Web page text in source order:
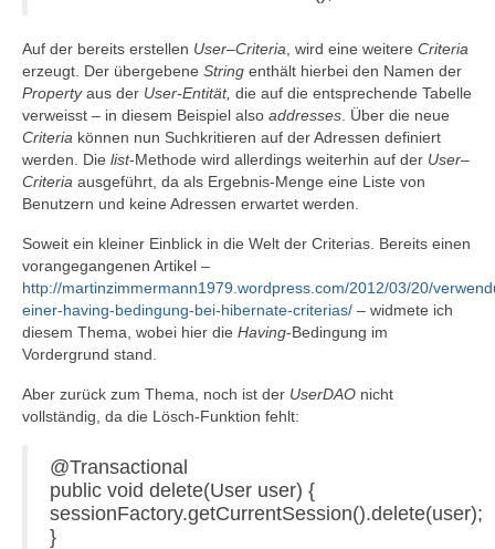
Auf der bereits erstellen User–Criteria , wird eine weitere Criteria
erzeugt. Der übergebene String enthält hierbei den Namen der
Propertyaus der User-Entität, die auf die entsprechende Tabelle
verweisst – in diesem Beispiel also addresses . Über die neue
Criteria können nun Suchkritieren auf der Adressen definiert
werden. Die list-Methode wird allerdings weiterhin auf der User–
Criteria ausgeführt, da als Ergebnis-Menge eine Liste von
Benutzern und keine Adressen erwartet werden.
Soweit ein kleiner Einblick in die Welt der Criterias. Bereits einen
vorangegangenen Artikel –
http://martinzimmermann1979.wordpress.com/2012/03/20/
einer-having-bedingung-bei-hibernate-criterias/ – widmete ich
diesem Thema, wobei hier die Having-Bedingung im
Vordergrund stand.
Aber zurück zum Thema, noch ist der UserDAO nicht
vollständig, da die Lösch-Funktion fehlt:
@Transactional
public void delete(User user) {
sessionFactory.getCurrentSession().delete(user);
}